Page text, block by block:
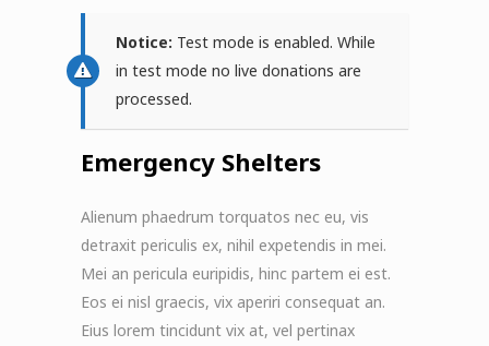
Notice: Test mode is enabled. While
in test mode no live donations are
processed.
Emergency Shelters
Alienum phaedrum torquatos nec eu, vis
detraxit periculis ex, nihil expetendis in mei.
Mei an pericula euripidis, hinc partem ei est.
Eos ei nisl graecis, vix aperiri consequat an.
Eius lorem tincidunt vix at, vel pertinax